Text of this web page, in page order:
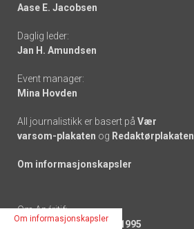
-
links
Aase E. Jacobsen
Daglig leder:
Jan H. Amundsen
Event manager:
Mina Hovden
All journalistikk er basert på Vær
varsom-plakaten og Redaktørplakaten
Om informasjonskapsler
Om Apéritif:
På nett og papir siden 1995
Om informasjonskapsler